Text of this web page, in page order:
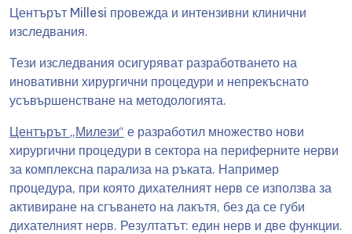
Центърът Millesi провежда и интензивни клинични
изследвания.
Тези изследвания осигуряват разработването на
иновативни хирургични процедури и непрекъснато
усъвършенстване на методологията.
Центърът „Милези“ е разработил множество нови
хирургични процедури в сектора на периферните нерви
за комплексна парализа на ръката. Например
процедура, при която дихателният нерв се използва за
активиране на сгъването на лакътя, без да се губи
дихателният нерв. Резултатът: един нерв и две функции.